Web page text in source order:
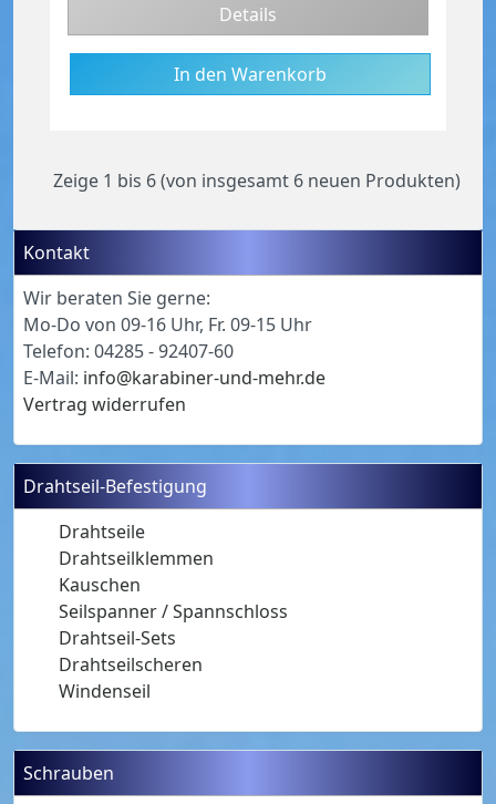
Details
Zeige 1 bis 6(von insgesamt 6 neuen Produkten)
Kontakt
Wir beraten Sie gerne:
Mo-Do von 09-16 Uhr, Fr. 09-15 Uhr
Telefon: 04285 - 92407-60
E-Mail: info@karabiner-und-mehr.de
Vertrag widerrufen
Drahtseil-Befestigung
Drahtseile
Drahtseilklemmen
Kauschen
Seilspanner / Spannschloss
Drahtseil-Sets
Drahtseilscheren
Windenseil
Schrauben